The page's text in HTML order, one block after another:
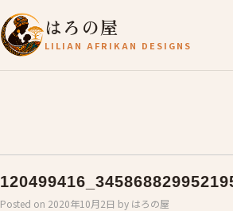
はろの屋
LILIAN AFRIKAN DESIGNS
Posted on 2020年10月2日 by はろの屋